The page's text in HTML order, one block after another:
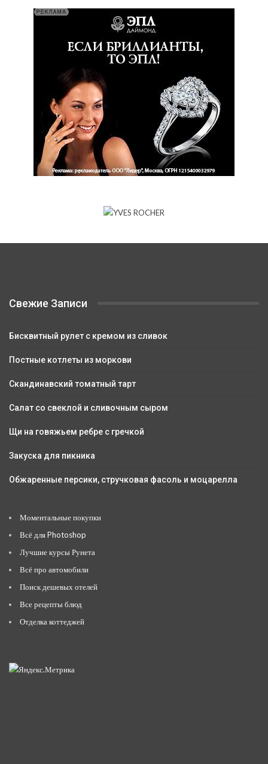
Свежие Записи
Бисквитный рулет с кремом из сливок
Постные котлеты из моркови
Скандинавский томатный тарт
Салат со свеклой и сливочным сыром
Щи на говяжьем ребре с гречкой
Закуска для пикника
Обжаренные персики, стручковая фасоль и моцарелла
Моментальные покупки
Всё для Photoshop
Лучшие курсы Рунета
Всё про автомобили
Поиск дешевых отелей
Все рецепты блюд
Отделка коттеджей